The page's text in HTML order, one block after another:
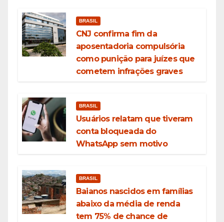
BRASIL
CNJ confirma fim da
aposentadoria compulsória
como punição para juízes que
cometem infrações graves
BRASIL
Usuários relatam que tiveram
conta bloqueada do
WhatsApp sem motivo
BRASIL
Baianos nascidos em famílias
abaixo da média de renda
tem 75% de chance de